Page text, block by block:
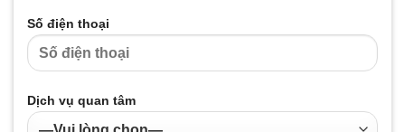
Số điện thoại
Dịch vụ quan tâm